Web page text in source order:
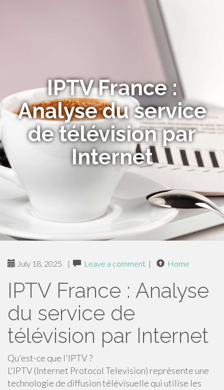
IPTV France :
Analyse du service
de télévision par
Internet
July 18, 2025 | Leave a comment | Home
IPTV France : Analyse
du service de
télévision par Internet
Qu'est-ce que l'IPTV ?
L'IPTV (Internet Protocol Television) représente une
technologie de diffusion télévisuelle qui utilise les